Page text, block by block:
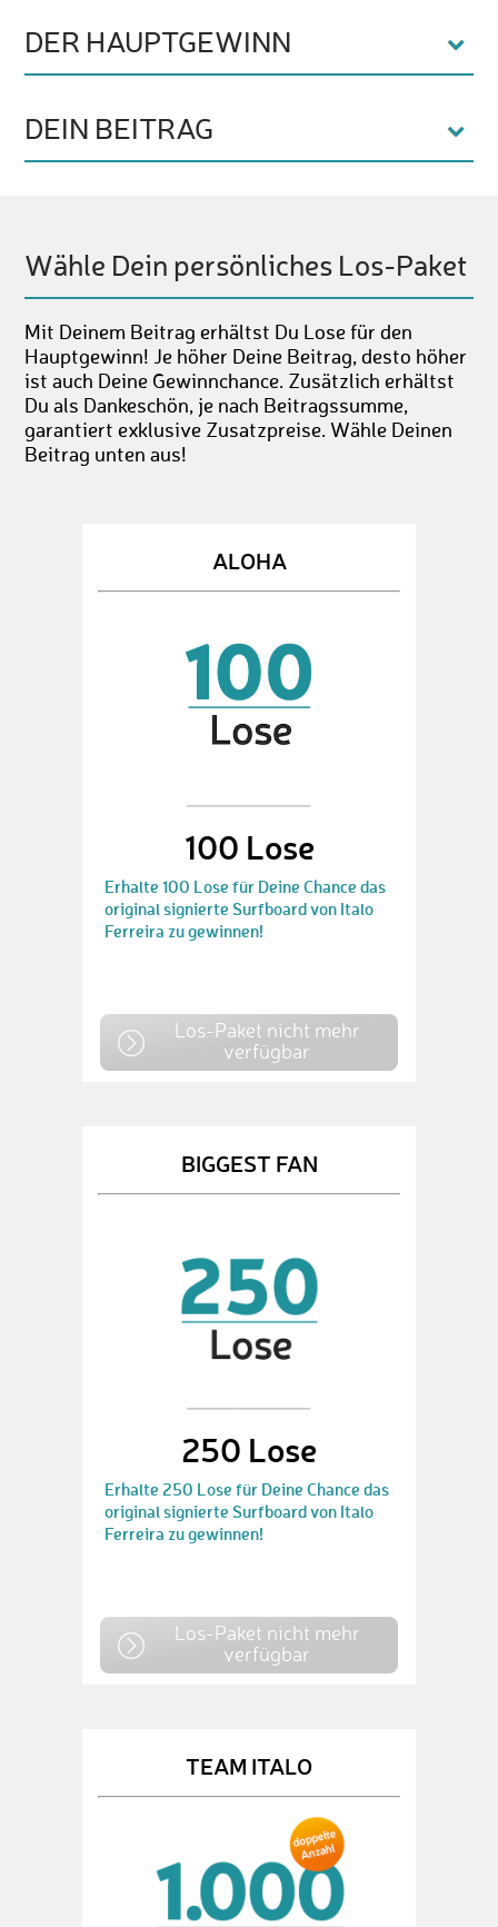
DER HAUPTGEWINN
DEIN BEITRAG
Wähle Dein persönliches Los-Paket
Mit Deinem Beitrag erhältst Du Lose für den
Hauptgewinn! Je höher Deine Beitrag, desto höher
ist auch Deine Gewinnchance. Zusätzlich erhältst
Du als Dankeschön, je nach Beitragssumme,
garantiert exklusive Zusatzpreise. Wähle Deinen
Beitrag unten aus!
ALOHA
100 Lose
Erhalte 100 Lose für Deine Chance das
original signierte Surfboard von Italo
Ferreira zu gewinnen!
Los-Paket nicht mehr
verfügbar
BIGGEST FAN
250 Lose
Erhalte 250 Lose für Deine Chance das
original signierte Surfboard von Italo
Ferreira zu gewinnen!
Los-Paket nicht mehr
verfügbar
TEAM ITALO